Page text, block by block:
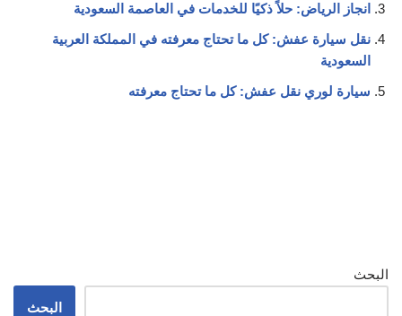
انجاز الرياض: حلاً ذكيًا للخدمات في العاصمة السعودية
نقل سيارة عفش: كل ما تحتاج معرفته في المملكة العربية
السعودية
سيارة لوري نقل عفش: كل ما تحتاج معرفته
البحث
البحث